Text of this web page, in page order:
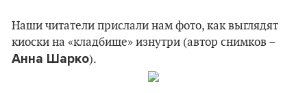
Наши читатели прислали нам фото, как выглядят
киоски на «кладбище» изнутри (автор снимков –
Анна Шарко).